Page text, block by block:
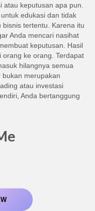
atau keputusan apa pun.
edukasi dan tidak
tertentu. Karena itu
Anda mencari nasihat
keputusan. Hasil
ke orang. Terdapat
hilangnya semua
bukan merupakan
atau investasi
Anda bertanggung